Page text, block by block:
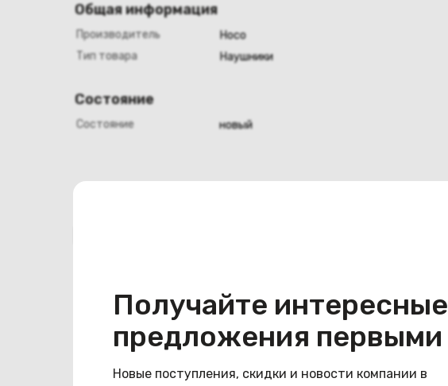
Получайте интересные
предложения первыми
Новые поступления, скидки и новости компании в
Общая информация
Производитель
Hoco
Тип товара
Наушники
Состояние
Состояние новый